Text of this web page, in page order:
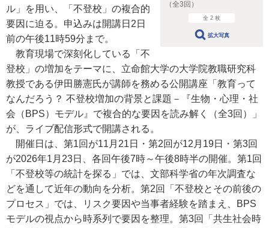
（全3回）
全 2 枚
拡大写真
ル」を用い、「不登校」の複合的
要因に迫る。申込みは開講日2日
前の午後11時59分まで。
教育現場で深刻化している「不
登校」の増加をテーマに、立命館大学の大学院教職研究科
教授である伊田勝憲氏が講師を務める公開講座「教育って
なんだろう？ 不登校増加の背景と課題－『生物・心理・社
会（BPS）モデル』で複合的な要因を読み解く（全3回）」
が、ライブ配信形式で開講される。
開催日は、第1回が11月21日・第2回が12月19日・第3回
が2026年1月23日、各回午後7時～午後8時半の開催。第1回
「不登校等の統計を探る」では、文部科学省の年次調査な
どを通して近年の動向を分析。第2回「不登校とその前後の
プロセス」では、リスク要因や当事者経験を踏まえ、BPS
モデルの視点から時系列で要因を整理。第3回「共生社会時